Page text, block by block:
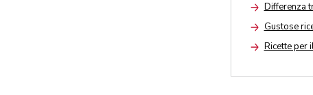
Arrow
Differenza
Arrow
Gustose
Arrow
Ricette per